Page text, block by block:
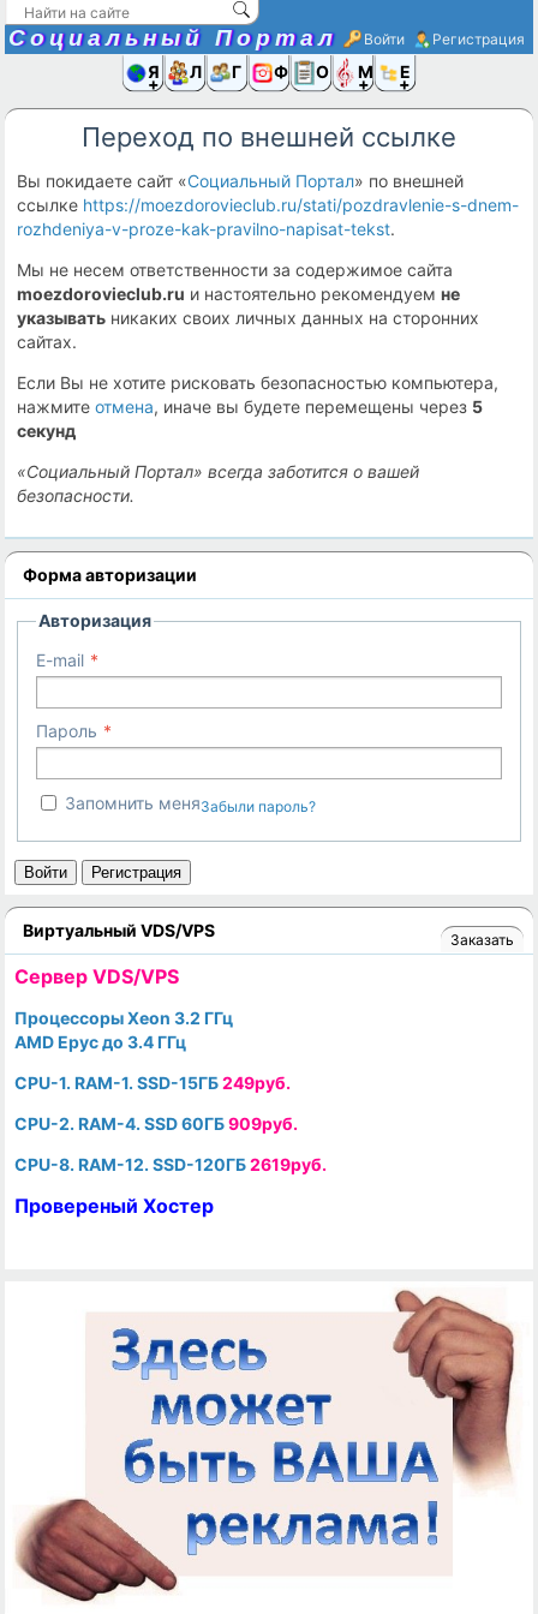
Социальный Портал Войти Регистрация
Я иЛюди
Группы
Фото Ещё
Переход по внешней ссылке
Вы покидаете сайт «Социальный Портал» по внешней
ссылке https://moezdorovieclub.ru/stati/pozdravlenie-s-dnem-
rozhdeniya-v-proze-kak-pravilno-napisat-tekst.
Мы не несем ответственности за содержимое сайта
moezdorovieclub.ru и настоятельно рекомендуемне
указывать никаких своих личных данных на сторонних
сайтах.
Если Вы не хотите рисковать безопасностью компьютера,
нажмитеотмена, иначе вы будете перемещены через 5
секунд
«Социальный Портал» всегда заботится о вашей
безопасности.
Форма авторизации
Авторизация
E-mail
Пароль
Запомнить меняЗабыли пароль?
Войти Регистрация
Виртуальный VDS/VPS Заказать
Cервер VDS/VPS
Процессоры Xeon 3.2 ГГц
AMD Epyc до 3.4 ГГц
CPU-1. RAM-1. SSD-15ГБ249руб.
CPU-2. RAM-4. SSD 60ГБ909руб.
CPU-8. RAM-12. SSD-120ГБ2619руб.
Провереный Хостер